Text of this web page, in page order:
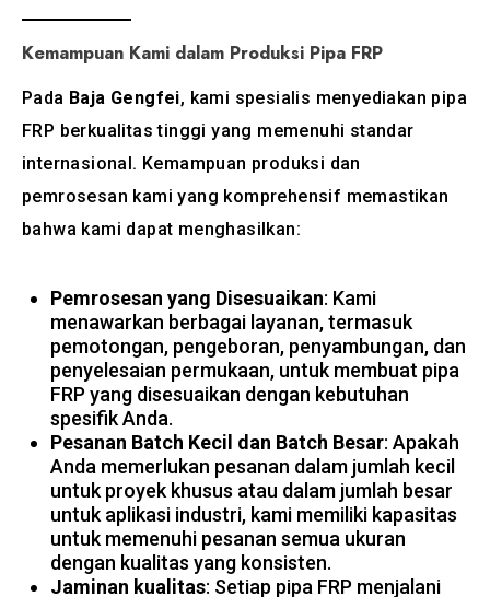
Kemampuan Kami dalam Produksi Pipa FRP
Pada Baja Gengfei, kami spesialis menyediakan pipa
FRP berkualitas tinggi yang memenuhi standar
internasional. Kemampuan produksi dan
pemrosesan kami yang komprehensif memastikan
bahwa kami dapat menghasilkan:
Pemrosesan yang Disesuaikan: Kami
menawarkan berbagai layanan, termasuk
pemotongan, pengeboran, penyambungan, dan
penyelesaian permukaan, untuk membuat pipa
FRP yang disesuaikan dengan kebutuhan
spesifik Anda.
Pesanan Batch Kecil dan Batch Besar: Apakah
Anda memerlukan pesanan dalam jumlah kecil
untuk proyek khusus atau dalam jumlah besar
untuk aplikasi industri, kami memiliki kapasitas
untuk memenuhi pesanan semua ukuran
dengan kualitas yang konsisten.
Jaminan kualitas: Setiap pipa FRP menjalani